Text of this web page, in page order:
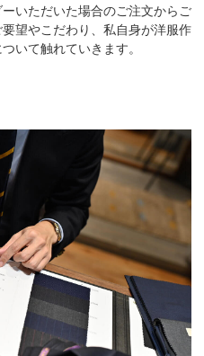
いただいた場合のご注文からご
望やこだわり、私自身が洋服作
いて触れていきます。